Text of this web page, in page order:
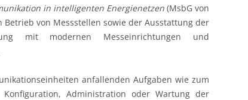
in intelligenten Energienetzen (MsbG von
Betrieb von Messstellen sowie der Ausstattung der
mit modernen Messeinrichtungen und
anfallenden Aufgaben wie zum
Administration oder Wartung der